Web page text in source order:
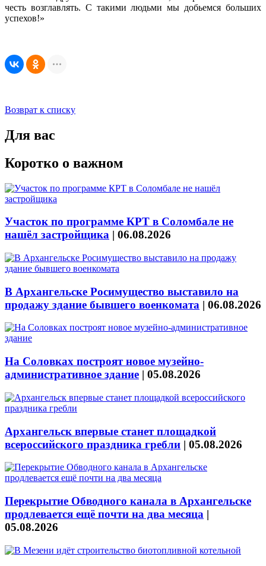
честь возглавлять. С такими людьми мы добьемся больших
успехов!»
Возврат к списку
Для вас
Коротко о важном
Участок по программе КРТ в Соломбале не
нашёл застройщика | 06.08.2026
В Архангельске Росимущество выставило на
продажу здание бывшего военкомата | 06.08.2026
На Соловках построят новое музейно-
административное здание | 05.08.2026
Архангельск впервые станет площадкой
всероссийского праздника гребли | 05.08.2026
Перекрытие Обводного канала в Архангельске
продлевается ещё почти на два месяца |
05.08.2026